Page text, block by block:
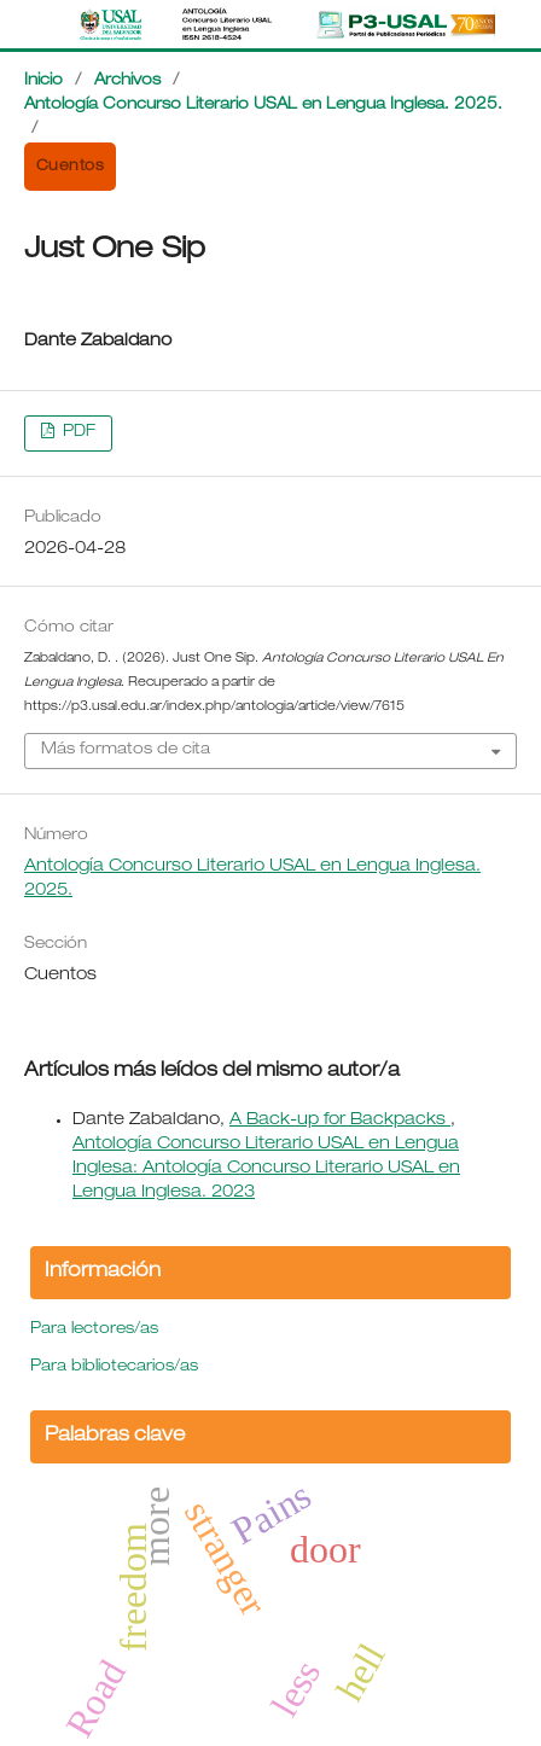
Inicio / Archivos
/
Antología Concurso Literario USAL en Lengua Inglesa. 2025.
/
Cuentos
Just One Sip
Dante Zabaldano
PDF
Publicado
2026-04-28
Cómo citar
Zabaldano, D. . (2026). Just One Sip. Antología Concurso Literario USAL En
Lengua Inglesa. Recuperado a partir de
https://p3.usal.edu.ar/index.php/antologia/article/view/7615
Más formatos de cita
Número
Antología Concurso Literario USAL en Lengua Inglesa.
2025.
Sección
Cuentos
Artículos más leídos del mismo autor/a
Dante Zabaldano, A Back-up for Backpacks ,
Antología Concurso Literario USAL en Lengua
Inglesa: Antología Concurso Literario USAL en
Lengua Inglesa. 2023
Información
Para lectores/as
Para bibliotecarios/as
Palabras clave
stranger door
Road hell
Pains
more
less
freedom